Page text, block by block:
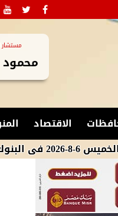
مستشار
الاقتصاد